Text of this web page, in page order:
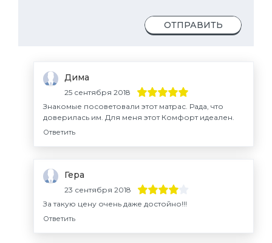
ОТПРАВИТЬ
Дима
25 сентября 2018
Знакомые посоветовали этот матрас. Рада, что
доверилась им. Для меня этот Комфорт идеален.
Ответить
Гера
23 сентября 2018
За такую цену очень даже достойно!!!
Ответить